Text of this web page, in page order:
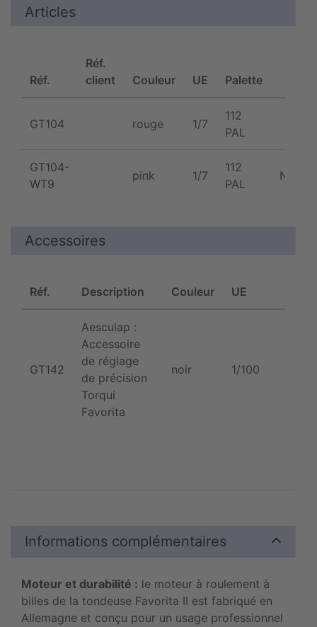
Articles
Réf.
Réf.
client
Couleur UE Palette
GT104 rouge 1/7
112
PAL
GT104-
WT9
pink 1/7
112
PAL
NEW
Accessoires
Réf. Description Couleur UE
GT142
Aesculap :
Accessoire
de réglage
de précision
Torqui
Favorita
noir 1/100
Informations complémentaires
Moteur et durabilité : le moteur à roulement à
billes de la tondeuse Favorita II est fabriqué en
Allemagne et conçu pour un usage professionnel